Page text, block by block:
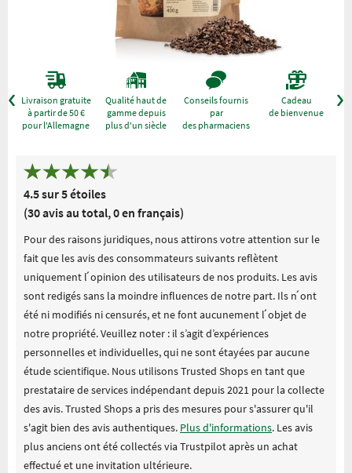
Livraison gratuite
à partir de 50 €
pour l'Allemagne
Qualité haut de
gamme depuis
plus d'un siècle
Conseils fournis
par
des pharmaciens
Cadeau
de bienvenue
4.5 sur 5 étoiles
(30 avis au total, 0 en français)
Pour des raisons juridiques, nous attirons votre attention sur le
fait que les avis des consommateurs suivants reflètent
uniquement l ́opinion des utilisateurs de nos produits. Les avis
sont redigés sans la moindre influences de notre part. Ils n ́ont
été ni modifiés ni censurés, et ne font aucunement l ́objet de
notre propriété. Veuillez noter : il s’agit d’expériences
personnelles et individuelles, qui ne sont étayées par aucune
étude scientifique. Nous utilisons Trusted Shops en tant que
prestataire de services indépendant depuis 2021 pour la collecte
des avis. Trusted Shops a pris des mesures pour s'assurer qu'il
s'agit bien des avis authentiques. Plus d'informations. Les avis
plus anciens ont été collectés via Trustpilot après un achat
effectué et une invitation ultérieure.